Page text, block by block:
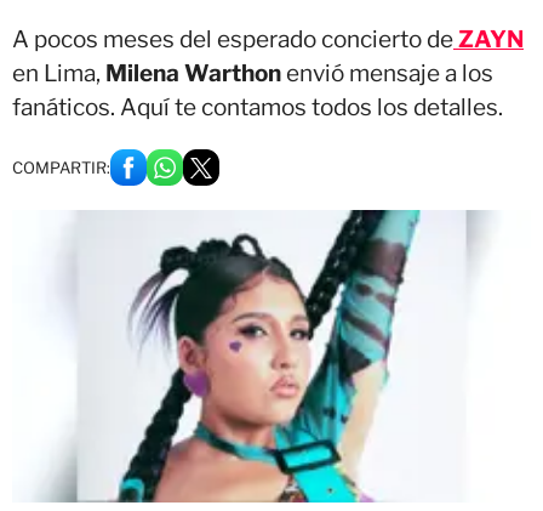
A pocos meses del esperado concierto deZAYN
en Lima, Milena Warthon envió mensaje a los
fanáticos. Aquí te contamos todos los detalles.
COMPARTIR: